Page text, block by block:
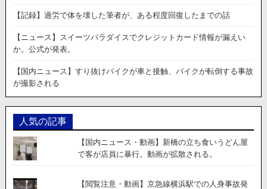
【記録】過労で体を壊した筆者が、ある程度回復したまでの話
【ニュース】スイーツパラダイスでクレジットカード情報が漏えい
か。公式が発表。
【国内ニュース】すり抜けバイクが車と接触、バイクが転倒する事故
が撮影される
人気の記事
【国内ニュース・動画】新橋の立ち食いうどん屋
で客が店員に暴行。動画が拡散される。
【閲覧注意・動画】京急線横浜駅での人身事故発